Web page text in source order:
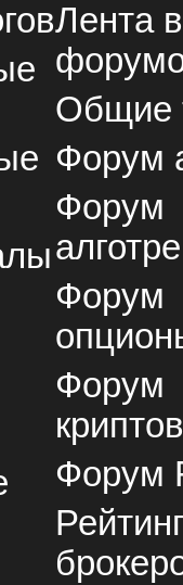
Лента
Общие
Форум
Форум
Форум
Форум
Форум